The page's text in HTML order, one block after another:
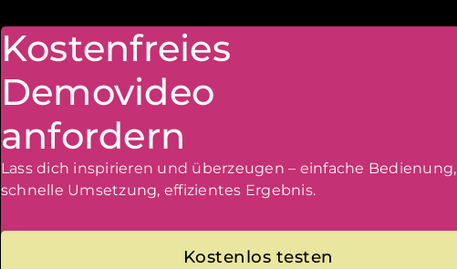
Kostenfreies
Demovideo
anfordern
Lass dich inspirieren und überzeugen – einfache Bedienung,
schnelle Umsetzung, effizientes Ergebnis.
Kostenlos testen